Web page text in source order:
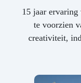
15 jaar
te voorzien
creativiteit,